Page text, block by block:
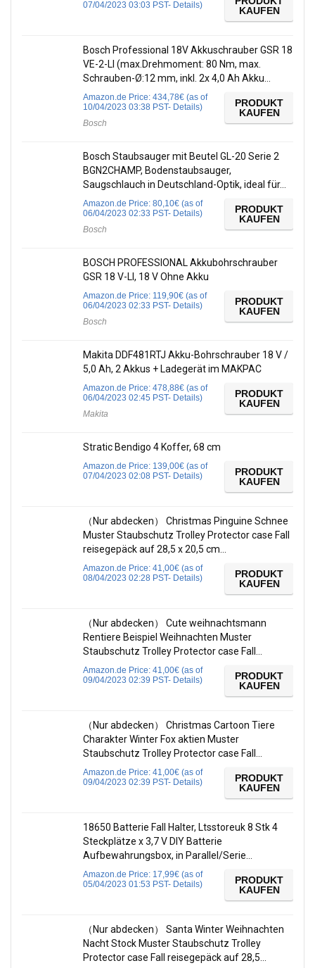
07/04/2023 03:03 PST- Details)
KAUFEN
Bosch Professional 18V Akkuschrauber GSR 18
VE-2-LI (max.Drehmoment: 80 Nm, max.
Schrauben-Ø:12 mm, inkl. 2x 4,0 Ah Akku…
Amazon.de Price: 434,78€ (as of
10/04/2023 03:38 PST- Details)
Bosch
PRODUKT
KAUFEN
Bosch Staubsauger mit Beutel GL-20 Serie 2
BGN2CHAMP, Bodenstaubsauger,
Saugschlauch in Deutschland-Optik, ideal für…
Amazon.de Price: 80,10€ (as of
06/04/2023 02:33 PST- Details)
Bosch
PRODUKT
KAUFEN
BOSCH PROFESSIONAL Akkubohrschrauber
GSR 18 V-LI, 18 V Ohne Akku
Amazon.de Price: 119,90€ (as of
06/04/2023 02:33 PST- Details)
Bosch
PRODUKT
KAUFEN
Makita DDF481RTJ Akku-Bohrschrauber 18 V /
5,0 Ah, 2 Akkus + Ladegerät im MAKPAC
Amazon.de Price: 478,88€ (as of
06/04/2023 02:45 PST- Details)
Makita
PRODUKT
KAUFEN
Stratic Bendigo 4 Koffer, 68 cm
Amazon.de Price: 139,00€ (as of
07/04/2023 02:08 PST- Details)
PRODUKT
KAUFEN
（Nur abdecken） Christmas Pinguine Schnee
Muster Staubschutz Trolley Protector case Fall
reisegepäck auf 28,5 x 20,5 cm…
Amazon.de Price: 41,00€ (as of
08/04/2023 02:28 PST- Details)
PRODUKT
KAUFEN
（Nur abdecken） Cute weihnachtsmann
Rentiere Beispiel Weihnachten Muster
Staubschutz Trolley Protector case Fall…
Amazon.de Price: 41,00€ (as of
09/04/2023 02:39 PST- Details)
PRODUKT
KAUFEN
（Nur abdecken） Christmas Cartoon Tiere
Charakter Winter Fox aktien Muster
Staubschutz Trolley Protector case Fall…
Amazon.de Price: 41,00€ (as of
09/04/2023 02:39 PST- Details)
PRODUKT
KAUFEN
18650 Batterie Fall Halter, Ltsstoreuk 8 Stk 4
Steckplätze x 3,7 V DIY Batterie
Aufbewahrungsbox, in Parallel/Serie…
Amazon.de Price: 17,99€ (as of
05/04/2023 01:53 PST- Details)
PRODUKT
KAUFEN
（Nur abdecken） Santa Winter Weihnachten
Nacht Stock Muster Staubschutz Trolley
Protector case Fall reisegepäck auf 28,5…